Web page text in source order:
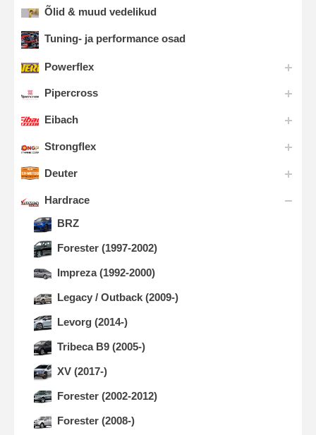
Õlid & muud vedelikud
Tuning- ja performance osad
Powerflex
Pipercross
Eibach
Strongflex
Deuter
Hardrace
BRZ
Forester (1997-2002)
Impreza (1992-2000)
Legacy / Outback (2009-)
Levorg (2014-)
Tribeca B9 (2005-)
XV (2017-)
Forester (2002-2012)
Forester (2008-)